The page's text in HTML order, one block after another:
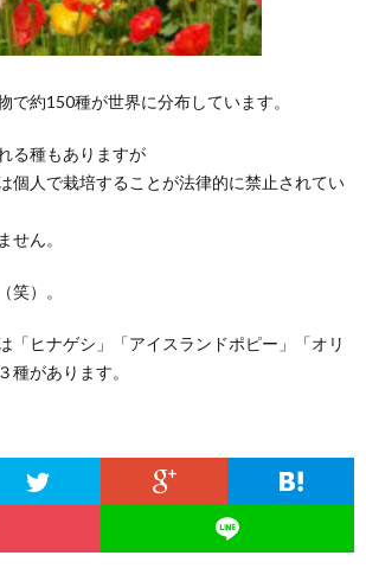
で約150種が世界に分布しています。
る種もありますが
個人で栽培することが法律的に禁止されてい
せん。
笑）。
「ヒナゲシ」「アイスランドポピー」「オリ
種があります。